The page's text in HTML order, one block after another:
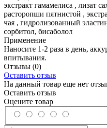
экстракт гамамелиса , лизат
расторопши пятнистой ,
чая , гидролизованный
сорбитол, бисаболол
Применение
Наносите 1-2 раза в день,
впитывания.
Отзывы (0)
Оставить отзыв
На данный товар еще нет
Оставить отзыв
Оцените товар